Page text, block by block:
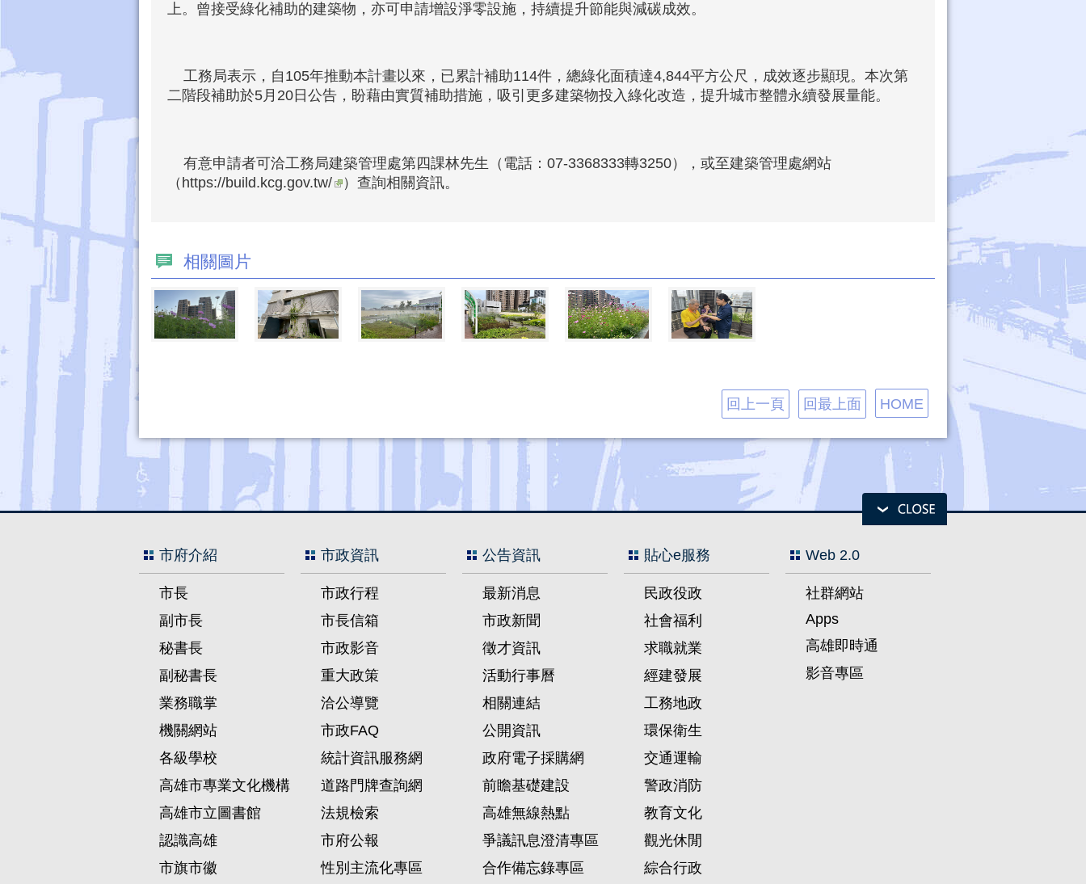
上。曾接受綠化補助的建築物，亦可申請增設淨零設施，持續提升節能與減碳成效。
工務局表示，自105年推動本計畫以來，已累計補助114件，總綠化面積達4,844平方公尺，成效逐步顯現。本次第
二階段補助於5月20日公告，盼藉由實質補助措施，吸引更多建築物投入綠化改造，提升城市整體永續發展量能。
有意申請者可洽工務局建築管理處第四課林先生（電話：07-3368333轉3250），或至建築管理處網站
（ https://build.kcg.gov.tw/ ）查詢相關資訊。
相關圖片
回上一頁 回最上面 HOME
市府介紹
市長
副市長
秘書長
副秘書長
業務職掌
機關網站
各級學校
高雄市專業文化機構
高雄市立圖書館
認識高雄
市旗市徽
市政資訊
市政行程
市長信箱
市政影音
重大政策
洽公導覽
市政FAQ
統計資訊服務網
道路門牌查詢網
法規檢索
市府公報
性別主流化專區
公告資訊
最新消息
市政新聞
徵才資訊
活動行事曆
相關連結
公開資訊
政府電子採購網
前瞻基礎建設
高雄無線熱點
爭議訊息澄清專區
合作備忘錄專區
貼心e服務
民政役政
社會福利
求職就業
經建發展
工務地政
環保衛生
交通運輸
警政消防
教育文化
觀光休閒
綜合行政
Web 2.0
社群網站
Apps
高雄即時通
影音專區